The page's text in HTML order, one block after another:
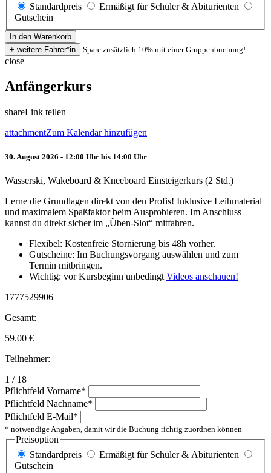
Standardpreis
Ermäßigt für Schüler & Abiturienten
Gutschein
Spare zusätzlich 10% mit einer Gruppenbuchung!
close
Anfängerkurs
shareLink teilen
attachmentZum Kalendar hinzufügen
30. August 2026 - 12:00 Uhr bis 14:00 Uhr
Wasserski, Wakeboard & Kneeboard Einsteigerkurs (2 Std.)
Lerne die Grundlagen direkt von den Profis! Inklusive Leihmaterial
und maximalem Spaßfaktor beim Ausprobieren. Im Anschluss
kannst du direkt sicher im „Üben-Slot“ mitfahren.
Flexibel: Kostenfreie Stornierung bis 48h vorher.
Gutscheine: Im Buchungsvorgang auswählen und zum
Termin mitbringen.
Wichtig: vor Kursbeginn unbedingt Videos anschauen!
1777529906
Gesamt:
59.00 €
Teilnehmer:
1 / 18
Pflichtfeld Vorname*
Pflichtfeld Nachname*
Pflichtfeld E-Mail*
* notwendige Angaben, damit wir die Buchung richtig zuordnen können
Preisoption
Standardpreis
Ermäßigt für Schüler & Abiturienten
Gutschein